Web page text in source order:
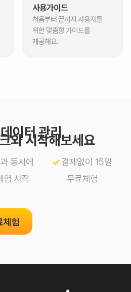
사용가이드
처음부터 끝까지 사용자를
위한 맞춤형 가이드를
제공해요.
이터 관리
와 시작해보세요
동시에
험 시작
결제없이 15일
무료체험
체험